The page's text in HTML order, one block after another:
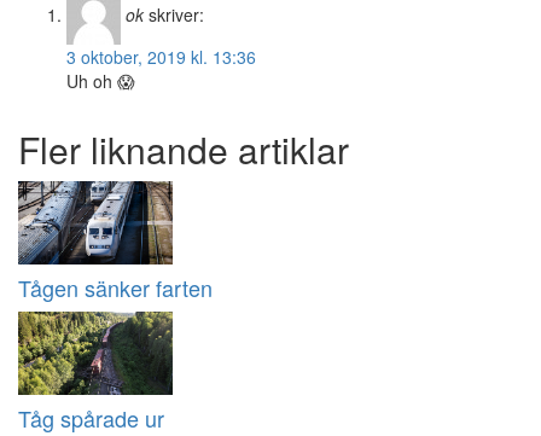
ok skriver:
3 oktober, 2019 kl. 13:36
Uh oh 😱
Fler liknande artiklar
Tågen sänker farten
Tåg spårade ur